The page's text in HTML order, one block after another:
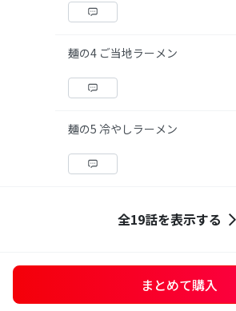
麺の4 ご当地ラーメン
麺の5 冷やしラーメン
全19話を表示する
まとめて購入